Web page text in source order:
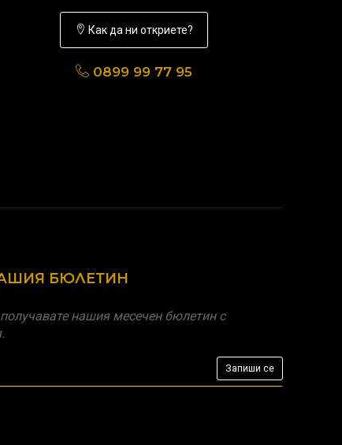
Как да ни откриете?
0899 99 77 95
БЮЛЕТИН
нашия месечен бюлетин с